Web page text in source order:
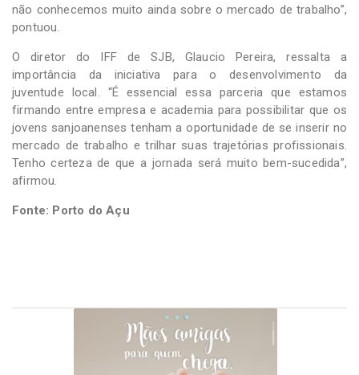
não conhecemos muito ainda sobre o mercado de trabalho”,
pontuou.
O diretor do IFF de SJB, Glaucio Pereira, ressalta a
importância da iniciativa para o desenvolvimento da
juventude local. “É essencial essa parceria que estamos
firmando entre empresa e academia para possibilitar que os
jovens sanjoanenses tenham a oportunidade de se inserir no
mercado de trabalho e trilhar suas trajetórias profissionais.
Tenho certeza de que a jornada será muito bem-sucedida”,
afirmou.
Fonte: Porto do Açu